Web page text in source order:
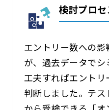
検討プロ
エントリー数への
が、過去データでシ
工夫すればエントリ
判断しました。テ